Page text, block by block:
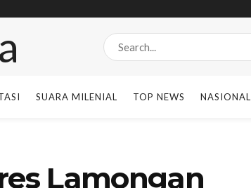
SUARA MILENIAL TOP NEWS NASIONAL
Lamongan